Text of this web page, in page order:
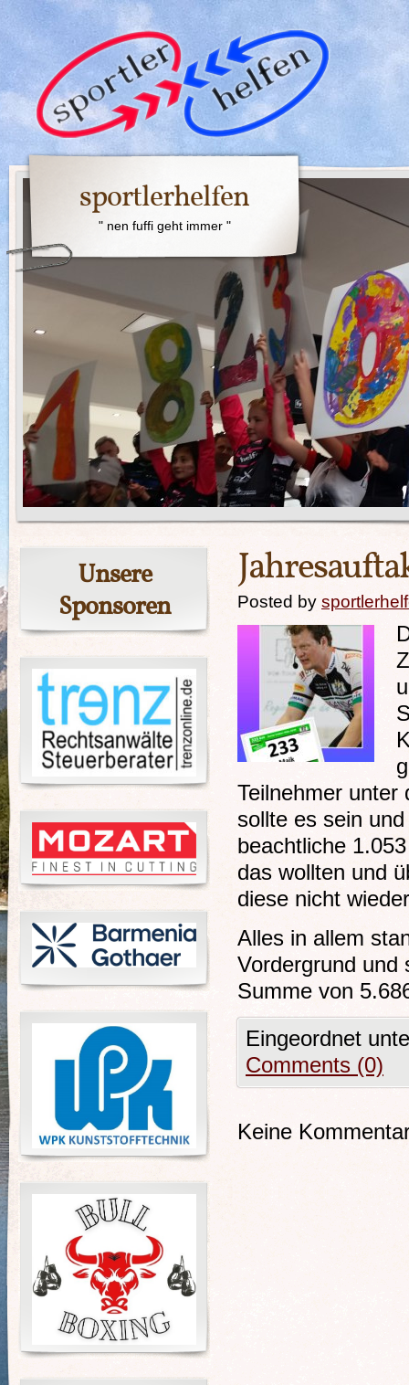
sportlerhelfen
" nen fuffi geht immer "
Posted by
Teilnehmer unter
sollte es sein
beachtliche
das wollten und
diese nicht
Alles in allem
Vordergrund und
Summe von
Eingeordnet
Comments (0)
Keine
Unsere
Sponsoren